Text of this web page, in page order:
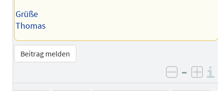
Grüße
Thomas
Beitrag melden
negativ
–